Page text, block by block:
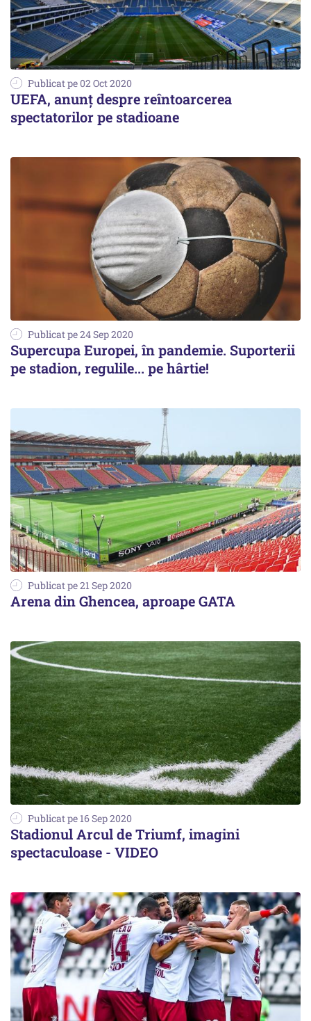
Publicat pe 02 Oct 2020
UEFA, anunţ despre reîntoarcerea
spectatorilor pe stadioane
Publicat pe 24 Sep 2020
Supercupa Europei, în pandemie. Suporterii
pe stadion, regulile... pe hârtie!
Publicat pe 21 Sep 2020
Arena din Ghencea, aproape GATA
Publicat pe 16 Sep 2020
Stadionul Arcul de Triumf, imagini
spectaculoase - VIDEO